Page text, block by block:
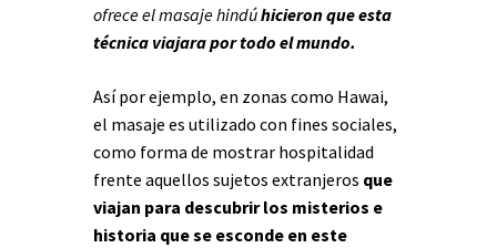
ofrece el masaje hindúhicieron que esta
técnica viajara por todo el mundo.
Así por ejemplo, en zonas como Hawai,
el masaje es utilizado con fines sociales,
como forma de mostrar hospitalidad
frente aquellos sujetos extranjeros que
viajan para descubrir los misterios e
historia que se esconde en este